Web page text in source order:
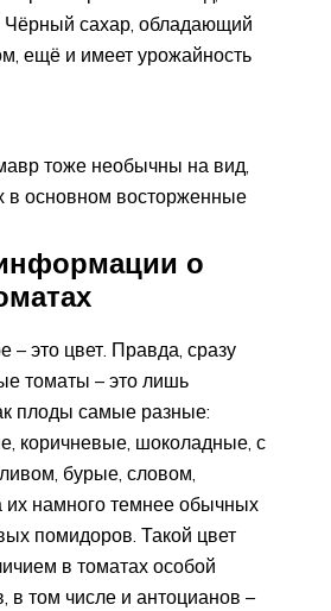
Чёрный сахар, обладающий
ещё и имеет урожайность
тоже необычны на вид,
в основном восторженные
о
– это цвет. Правда, сразу
томаты – это лишь
плоды самые разные:
коричневые, шоколадные, с
бурые, словом,
их намного темнее обычных
помидоров. Такой цвет
в томатах особой
в том числе и антоцианов –